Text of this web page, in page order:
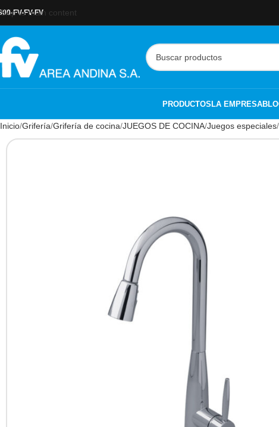
Skip to main content
FV-FV-FV
PRODUCTOSLA EMPRESA
Inicio Grifería Grifería de cocina JUEGOS DE COCINA Juegos especiales